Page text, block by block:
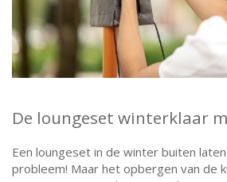
De loungeset winterklaar
Een loungeset in de winter buiten
probleem! Maar het opbergen van de